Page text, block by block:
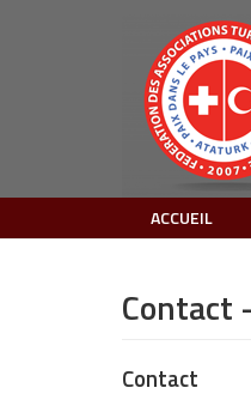
ACCUEIL
Contact
Contact